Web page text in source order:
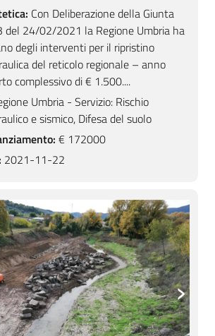
Con Deliberazione della Giunta
del 24/02/2021 la Regione Umbria ha
degli interventi per il ripristino
del reticolo regionale – anno
complessivo di € 1.500....
Umbria - Servizio: Rischio
e sismico, Difesa del suolo
€ 172000
2021-11-22
›